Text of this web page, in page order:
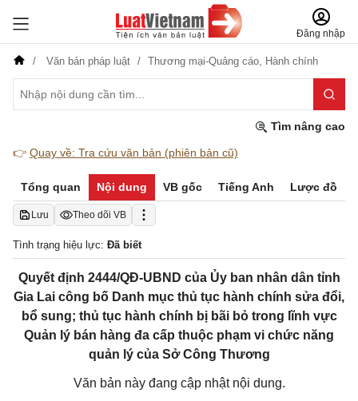
Đăng nhập
Văn bản pháp luật Thương mại-Quảng cáo, Hành chính
Tìm nâng cao
👉 Quay về: Tra cứu văn bản (phiên bản cũ)
Tổng quan Nội dung VB gốc Tiếng Anh Lược đồ
Lưu Theo dõi VB
Tình trạng hiệu lực: Đã biết
Quyết định 2444/QĐ-UBND của Ủy ban nhân dân tỉnh
Gia Lai công bố Danh mục thủ tục hành chính sửa đổi,
bổ sung; thủ tục hành chính bị bãi bỏ trong lĩnh vực
Quản lý bán hàng đa cấp thuộc phạm vi chức năng
quản lý của Sở Công Thương
Văn bản này đang cập nhật nội dung.